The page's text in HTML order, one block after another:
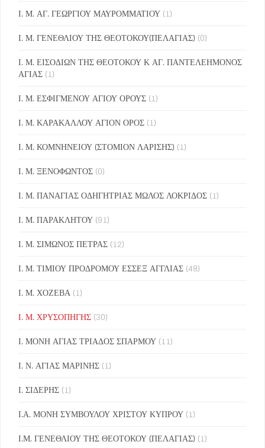
Ι. Μ. ΑΓ. ΓΕΩΡΓΙΟΥ ΜΑΥΡΟΜΜΑΤΙΟΥ (1)
Ι. Μ. ΓΕΝΕΘΛΙΟΥ ΤΗΣ ΘΕΟΤΟΚΟΥ(ΠΕΛΑΓΙΑΣ) (0)
Ι. Μ. ΕΙΣΟΔΙΩΝ ΤΗΣ ΘΕΟΤΟΚΟΥ Κ ΑΓ. ΠΑΝΤΕΛΕΗΜΟΝΟΣ
ΑΓΙΑΣ (1)
Ι. Μ. ΕΣΦΙΓΜΕΝΟΥ ΑΓΙΟΥ ΟΡΟΥΣ (1)
Ι. Μ. ΚΑΡΑΚΑΛΛΟΥ ΑΓΙΟΝ ΟΡΟΣ (1)
Ι. Μ. ΚΟΜΝΗΝΕΙΟΥ (ΣΤΟΜΙΟΝ ΛΑΡΙΣΗΣ) (1)
Ι. Μ. ΞΕΝΟΦΩΝΤΟΣ (0)
Ι. Μ. ΠΑΝΑΓΙΑΣ ΟΔΗΓΗΤΡΙΑΣ ΜΩΛΟΣ ΛΟΚΡΙΔΟΣ (1)
Ι. Μ. ΠΑΡΑΚΛΗΤΟΥ (91)
Ι. Μ. ΣΙΜΩΝΟΣ ΠΕΤΡΑΣ (12)
Ι. Μ. ΤΙΜΙΟΥ ΠΡΟΔΡΟΜΟΥ ΕΣΣΕΞ ΑΓΓΛΙΑΣ (48)
Ι. Μ. ΧΟΖΕΒΑ (1)
Ι. Μ. ΧΡΥΣΟΠΗΓΗΣ (30)
Ι. ΜΟΝΗ ΑΓΙΑΣ ΤΡΙΑΔΟΣ ΣΠΑΡΜΟΥ (11)
Ι. Ν. ΑΓΙΑΣ ΜΑΡΙΝΗΣ (1)
Ι. ΣΙΔΕΡΗΣ (1)
Ι.Α. ΜΟΝΗ ΣΥΜΒΟΥΛΟΥ ΧΡΙΣΤΟΥ ΚΥΠΡΟΥ (1)
Ι.Μ. ΓΕΝΕΘΛΙΟΥ ΤΗΣ ΘΕΟΤΟΚΟΥ (ΠΕΛΑΓΙΑΣ) (1)